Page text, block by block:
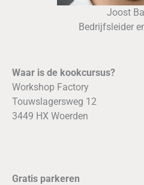
Joost
Bedrijfsleider
Waar is de kookcursus?
Workshop Factory
Touwslagersweg 12
3449 HX Woerden
Gratis parkeren